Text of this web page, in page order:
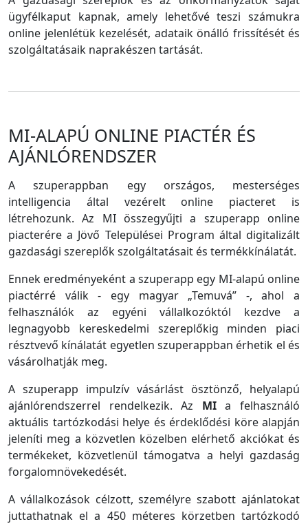
ügyfélkaput kapnak, amely lehetővé teszi számukra
online jelenlétük kezelését, adataik önálló frissítését és
szolgáltatásaik naprakészen tartását.
MI-ALAPÚ ONLINE PIACTÉR ÉS
AJÁNLÓRENDSZER
A szuperappban egy országos, mesterséges
intelligencia által vezérelt online piacteret is
létrehozunk. Az MI összegyűjti a szuperapp online
piacterére a Jövő Települései Program által digitalizált
gazdasági szereplők szolgáltatásait és termékkínálatát.
Ennek eredményeként a szuperapp egy MI-alapú online
piactérré válik - egy magyar „Temuvá” -, ahol a
felhasználók az egyéni vállalkozóktól kezdve a
legnagyobb kereskedelmi szereplőkig minden piaci
résztvevő kínálatát egyetlen szuperappban érhetik el és
vásárolhatják meg.
A szuperapp impulzív vásárlást ösztönző, helyalapú
ajánlórendszerrel rendelkezik. Az MIa felhasználó
aktuális tartózkodási helye és érdeklődési köre alapján
jeleníti meg a közvetlen közelben elérhető akciókat és
termékeket, közvetlenül támogatva a helyi gazdaság
forgalomnövekedését.
A vállalkozások célzott, személyre szabott ajánlatokat
juttathatnak el a 450 méteres körzetben tartózkodó